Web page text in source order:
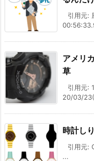
引用元:
アメリ
草
引用元:
20/03/
時計し
引用元:
...